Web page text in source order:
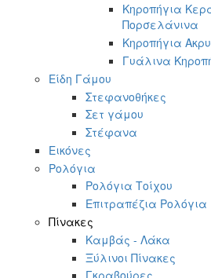
Κηροπήγια
Πορσελάνινα
Κηροπήγια
Γυάλινα
Είδη Γάμου
Στεφανοθήκες
Σετ γάμου
Στέφανα
Εικόνες
Ρολόγια
Ρολόγια Τοίχου
Επιτραπέζια Ρολόγια
Πίνακες
Καμβάς - Λάκα
Ξύλινοι Πίνακες